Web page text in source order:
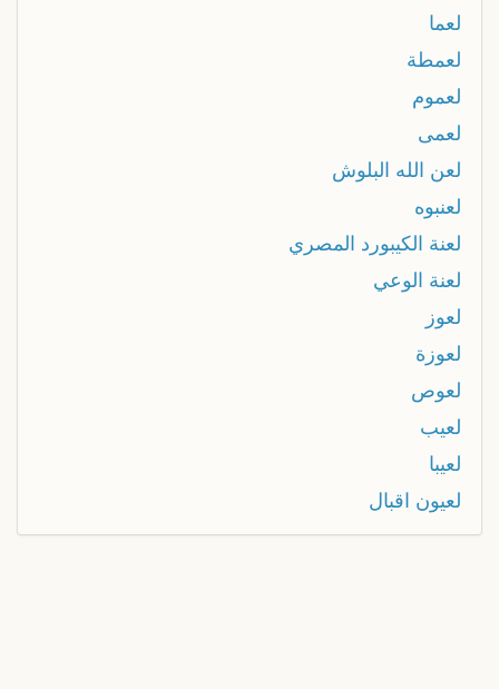
لعما
لعمطة
لعموم
لعمى
لعن الله البلوش
لعنبوه
لعنة الكيبورد المصري
لعنة الوعي
لعوز
لعوزة
لعوص
لعيب
لعيبا
لعيون اقبال